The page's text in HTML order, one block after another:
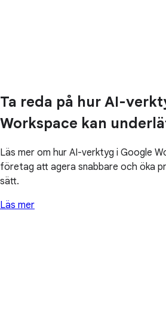
Ta reda på hur AI-
Workspace kan
Läs mer om hur AI-verktyg i Google
företag att agera snabbare och öka
sätt.
Läs mer